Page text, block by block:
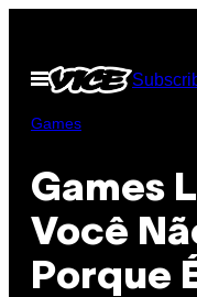
content
Open
Menu
Games
Games
Você
Porque